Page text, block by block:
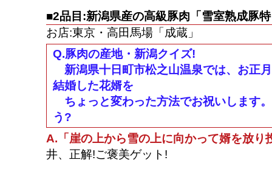
■2品目:新潟県産の高級豚肉「雪室熟成豚
お店:東京・高田馬場「成蔵」
Q.豚肉の産地・新潟クイズ!
新潟県十日町市松之山温泉では、お正
結婚した花婿を
ちょっと変わった方法でお祝いします
う?
A.「崖の上から雪の上に向かって婿を放り
井、正解!ご褒美ゲット!